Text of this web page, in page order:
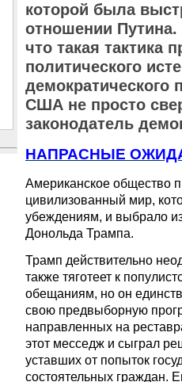
которой была
отношении
что такая тактика
политического
демократического
США не просто
законодатель
НАПРАСНЫЕ
Американское общество
цивилизованный мир,
убеждениям, и выбрало
Донольда Трампа.
Трамп действительно
также тяготеет к
обещаниям, но он
свою предвыборную
направленных на
этот месседж и сыграл
уставших от попыток
состоятельных граждан.